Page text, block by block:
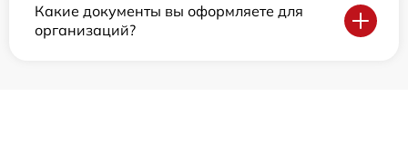
Какие документы вы оформляете для
организаций?